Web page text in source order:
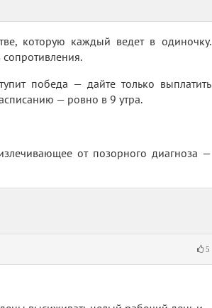
которую каждый ведет в одиночку.
победа — дайте только выплатить
— ровно в 9 утра.
от позорного диагноза —
5